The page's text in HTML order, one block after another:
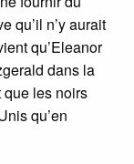
qu’il n’y aurait
qu’Eleanor
dans la
que les noirs
qu’en